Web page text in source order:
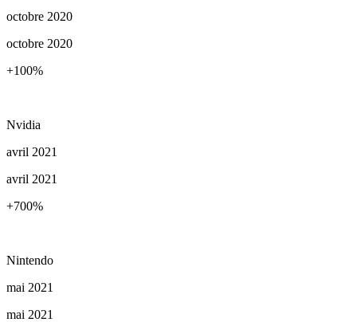
octobre 2020
octobre 2020
+100%
Nvidia
avril 2021
avril 2021
+700%
Nintendo
mai 2021
mai 2021